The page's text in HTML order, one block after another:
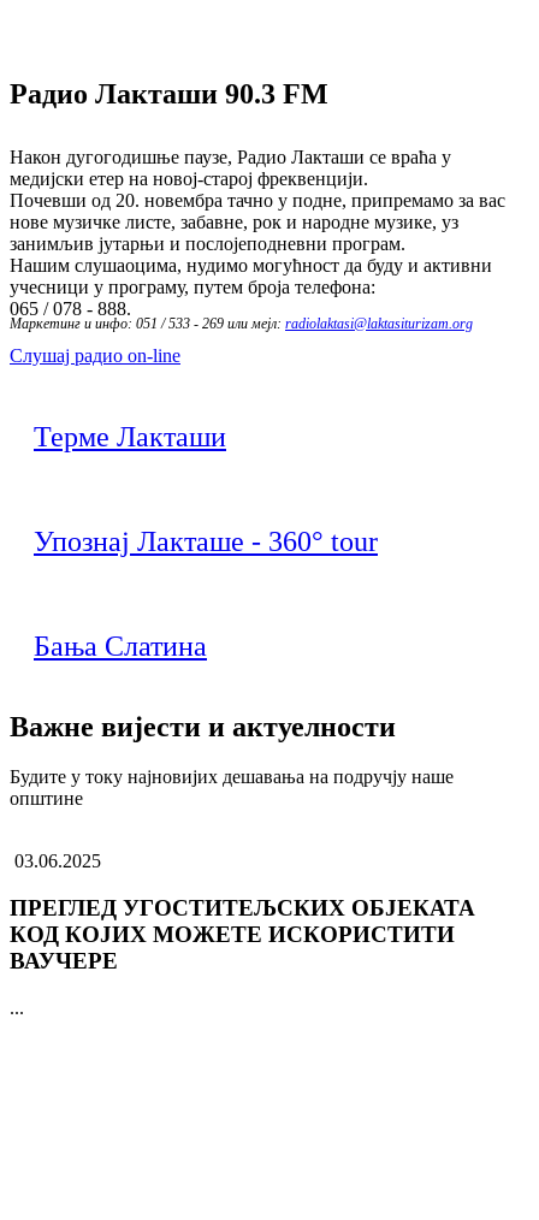
Радио Лакташи 90.3 FM
Након дугогодишње паузе, Радио Лакташи се враћа у
медијски етер на новој-старој фреквенцији.
Почевши од 20. новембра тачно у подне, припремамо за вас
нове музичке листе, забавне, рок и народне музике, уз
занимљив јутарњи и послојеподневни програм.
Нашим слушаоцима, нудимо могућност да буду и активни
учесници у програму, путем броја телефона:
065 / 078 - 888.
Маркетинг и инфо: 051 / 533 - 269 или мејл: radiolaktasi@laktasiturizam.org
Слушај радио on-line
Терме Лакташи
Упознај Лакташе - 360° tour
Бања Слатина
Важне вијести и актуелности
Будите у току најновијих дешавања на подручју наше
општине
03.06.2025
ПРЕГЛЕД УГОСТИТЕЉСКИХ ОБЈЕКАТА
КОД КОЈИХ МОЖЕТЕ ИСКОРИСТИТИ
ВАУЧЕРЕ
...